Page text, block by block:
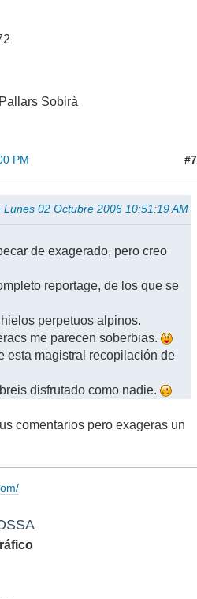
Sobirà
PM #7
Lunes 02 Octubre 2006 10:51:19 AM
de exagerado, pero creo
reportage, de los que se
perpetuos alpinos.
me parecen soberbias.
esta magistral recopilación de
disfrutado como nadie.
comentarios pero exageras un